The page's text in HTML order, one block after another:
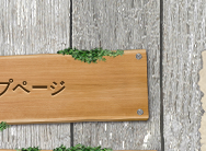
ページ